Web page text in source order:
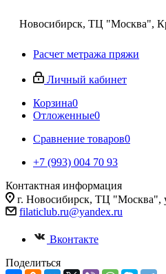
Новосибирск, ТЦ "Москва",
Расчет метража пряжи
Личный кабинет
Корзина0
Отложенные0
Сравнение товаров0
+7 (993) 004 70 93
Контактная информация
г. Новосибирск, ТЦ "Москва",
filaticlub.ru@yandex.ru
Вконтакте
Поделиться